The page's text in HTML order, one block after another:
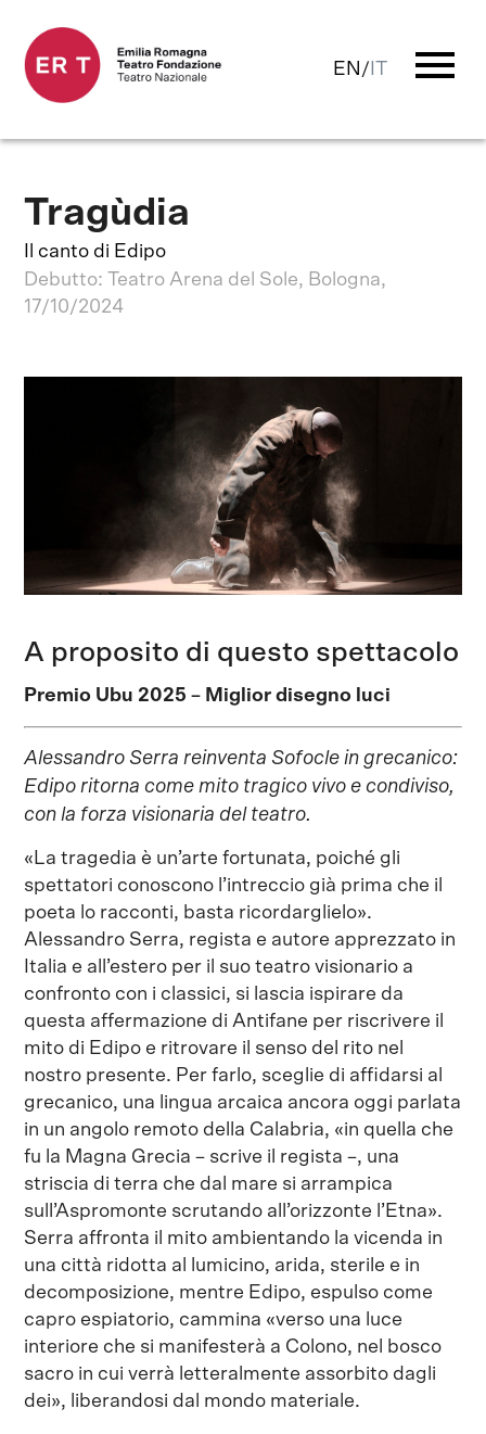
EN / IT menu
Tragùdia
Il canto di Edipo
Debutto: Teatro Arena del Sole, Bologna,
17/10/2024
A proposito di questo spettacolo
Premio Ubu 2025 – Miglior disegno luci
Alessandro Serra reinventa Sofocle in grecanico:
Edipo ritorna come mito tragico vivo e condiviso,
con la forza visionaria del teatro.
«La tragedia è un’arte fortunata, poiché gli
spettatori conoscono l’intreccio già prima che il
poeta lo racconti, basta ricordarglielo».
Alessandro Serra, regista e autore apprezzato in
Italia e all’estero per il suo teatro visionario a
confronto con i classici, si lascia ispirare da
questa affermazione di Antifane per riscrivere il
mito di Edipo e ritrovare il senso del rito nel
nostro presente. Per farlo, sceglie di affidarsi al
grecanico, una lingua arcaica ancora oggi parlata
in un angolo remoto della Calabria, «in quella che
fu la Magna Grecia – scrive il regista –, una
striscia di terra che dal mare si arrampica
sull’Aspromonte scrutando all’orizzonte l’Etna».
Serra affronta il mito ambientando la vicenda in
una città ridotta al lumicino, arida, sterile e in
decomposizione, mentre Edipo, espulso come
capro espiatorio, cammina «verso una luce
interiore che si manifesterà a Colono, nel bosco
sacro in cui verrà letteralmente assorbito dagli
dei», liberandosi dal mondo materiale.